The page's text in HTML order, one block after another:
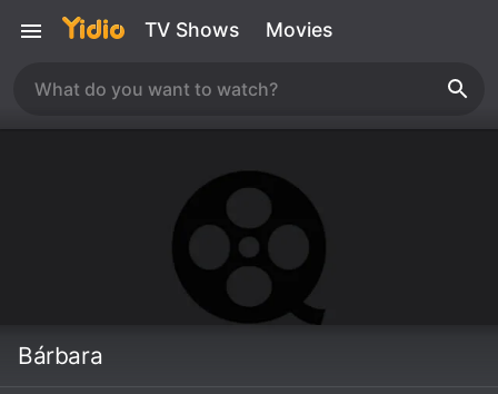
TV Shows Movies
Bárbara